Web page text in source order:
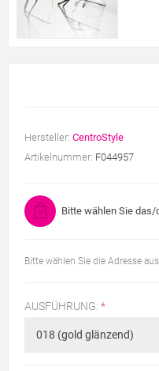
Hersteller: CentroStyle
Artikelnummer: F044957
Bitte wählen Sie
Bitte wählen Sie die Adresse
AUSFÜHRUNG: *